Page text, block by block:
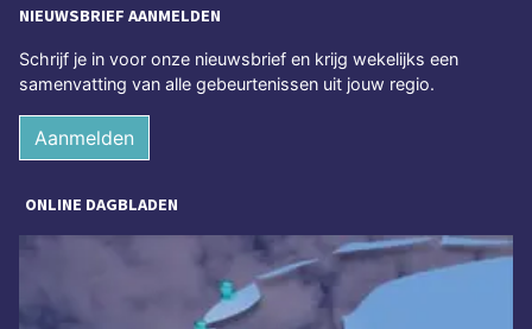
NIEUWSBRIEF AANMELDEN
Schrijf je in voor onze nieuwsbrief en krijg wekelijks een
samenvatting van alle gebeurtenissen uit jouw regio.
Aanmelden
ONLINE DAGBLADEN